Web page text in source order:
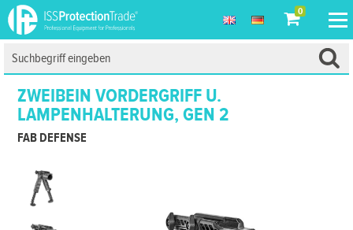
0
ZWEIBEIN VORDERGRIFF U.
LAMPENHALTERUNG, GEN 2
FAB DEFENSE